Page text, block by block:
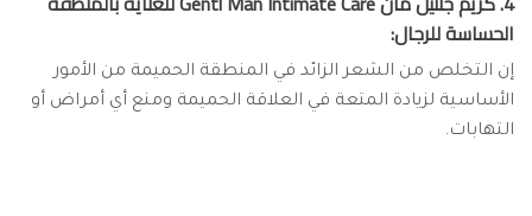
الحساسة للرجال:
إن التخلص من الشعر الزائد في المنطقة الحميمة من الأمور
الأساسية لزيادة المتعة في العلاقة الحميمة ومنع أي أمراض أو
التهابات.